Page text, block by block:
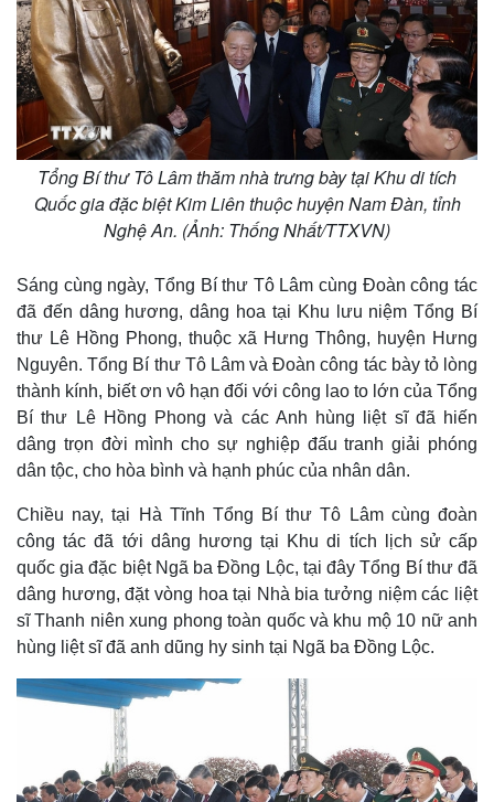
Tổng Bí thư Tô Lâm thăm nhà trưng bày tại Khu di tích
Quốc gia đặc biệt Kim Liên thuộc huyện Nam Đàn, tỉnh
Nghệ An. (Ảnh: Thống Nhất/TTXVN)
Sáng cùng ngày, Tổng Bí thư Tô Lâm cùng Đoàn công tác
đã đến dâng hương, dâng hoa tại Khu lưu niệm Tổng Bí
thư Lê Hồng Phong, thuộc xã Hưng Thông, huyện Hưng
Nguyên. Tổng Bí thư Tô Lâm và Đoàn công tác bày tỏ lòng
thành kính, biết ơn vô hạn đối với công lao to lớn của Tổng
Bí thư Lê Hồng Phong và các Anh hùng liệt sĩ đã hiến
dâng trọn đời mình cho sự nghiệp đấu tranh giải phóng
dân tộc, cho hòa bình và hạnh phúc của nhân dân.
Chiều nay, tại Hà Tĩnh Tổng Bí thư Tô Lâm cùng đoàn
công tác đã tới dâng hương tại Khu di tích lịch sử cấp
quốc gia đặc biệt Ngã ba Đồng Lộc, tại đây Tổng Bí thư đã
dâng hương, đặt vòng hoa tại Nhà bia tưởng niệm các liệt
sĩ Thanh niên xung phong toàn quốc và khu mộ 10 nữ anh
hùng liệt sĩ đã anh dũng hy sinh tại Ngã ba Đồng Lộc.